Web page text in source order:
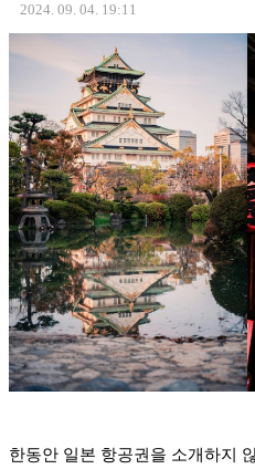
2024. 09. 04. 19:11
한동안 일본 항공권을 소개하지